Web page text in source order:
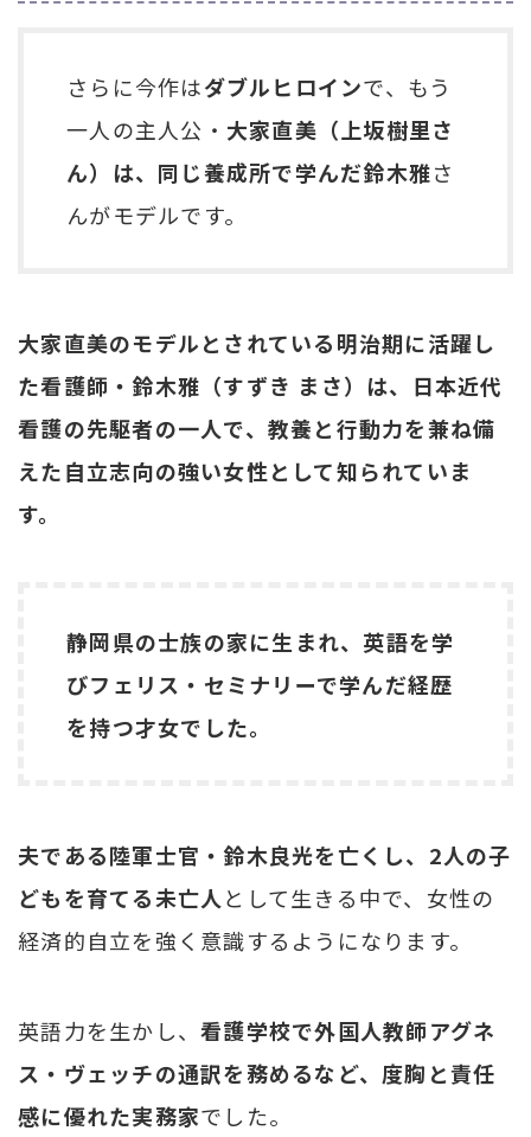
さらに今作はダブルヒロインで、もう
一人の主人公・ 大家直美（上坂樹里さ
ん）は、同じ養成所で学んだ鈴木雅さ
んがモデルです。
大家直美のモデルとされている明治期に活躍し
た看護師・鈴木雅（すずき まさ）は、日本近代
看護の先駆者の一人で、教養と行動力を兼ね備
えた自立志向の強い女性として知られていま
す。
静岡県の士族の家に生まれ、英語を学
びフェリス・セミナリーで学んだ経歴
を持つ才女でした。
夫である陸軍士官・鈴木良光を亡くし、2人の子
どもを育てる未亡人として生きる中で、女性の
経済的自立を強く意識するようになります。
英語力を生かし、看護学校で外国人教師アグネ
ス・ヴェッチの通訳を務めるなど、度胸と責任
感に優れた実務家でした。